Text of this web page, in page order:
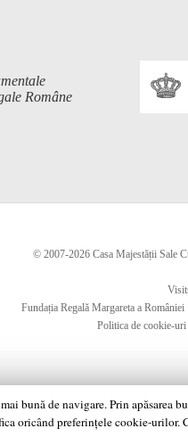
Române
© 2007-2026 Casa Majestății Sale
Fundația Regală Margareta a României
Politica de cookie-uri
bună de navigare. Prin
oricând preferințele cookie-urilor.